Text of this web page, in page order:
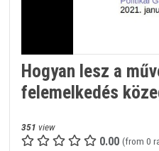
Hogyan lesz a
felemelkedés
351 view
0.00 (from 0